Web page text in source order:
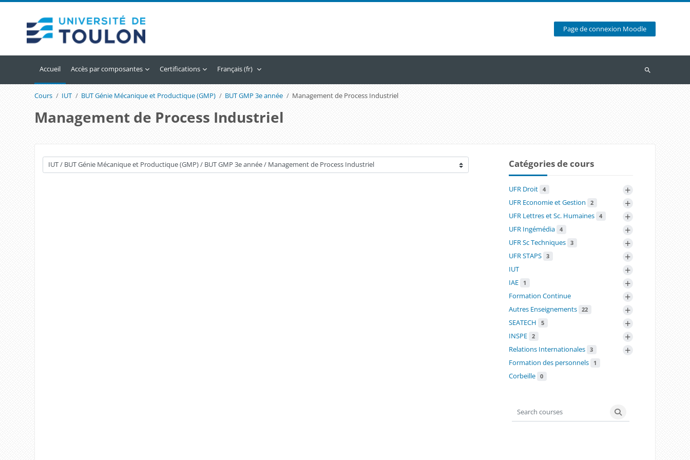
Page de connexion Moodle
Accueil Accès par composantes Certifications Français ‎(fr)‎
Recherche
Cours IUT BUT Génie Mécanique et Productique (GMP) BUT GMP 3e année Management de Process Industriel
Management de Process Industriel
Catégories de cours
Catégories de cours
UFR Droit 4 +
UFR Economie et Gestion 2 +
UFR Lettres et Sc. Humaines 4 +
UFR Ingémédia 4 +
UFR Sc Techniques 3 +
UFR STAPS 3 +
IUT +
IAE 1 +
Formation Continue +
Autres Enseignements 22 +
SEATECH 5 +
INSPE 2 +
Relations Internationales 3 +
Formation des personnels 1
Corbeille 0
Search courses
Search courses